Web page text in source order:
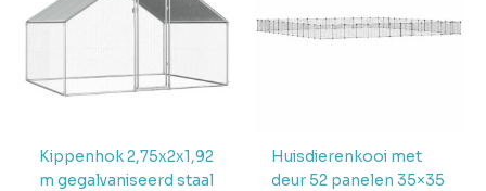
pakketten in
Verwachte
levertijd
4 + 1 dag
Kippenhok 2,75x2x1,92
m gegalvaniseerd staal
Huisdierenkooi met
deur 52 panelen 35×35